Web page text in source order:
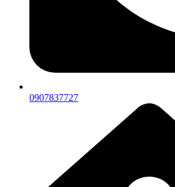
0907837727